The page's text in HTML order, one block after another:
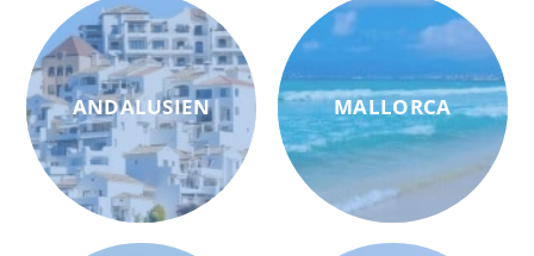
ANDALUSIEN MALLORCA